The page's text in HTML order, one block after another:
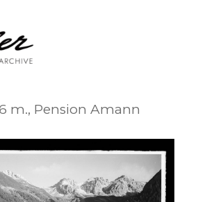
ARCHIVE
m., Pension Amann